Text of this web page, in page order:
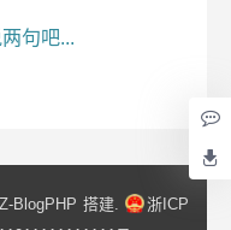
句吧...
Z-BlogPHP 搭建.
浙ICP